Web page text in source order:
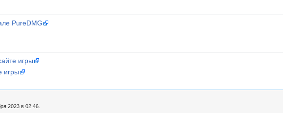
PureDMG
игры
игры
2023 в 02:46.